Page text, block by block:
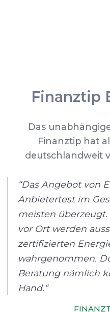
Finanztip
Das
Finanztip hat
deutschlandweit
“Das Angebot von
Anbietertest im
meisten überzeugt.
vor Ort werden
zertifizierten
wahrgenommen.
Beratung nämlich
Hand.“